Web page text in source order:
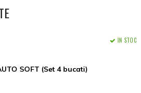
SOFT (Set 4 bucati)
IN STOC